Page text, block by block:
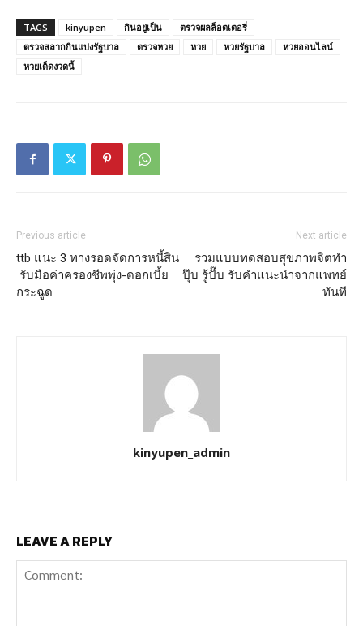
TAGS kinyupen กินอยู่เป็น
ตรวจผลล็อตเตอรี่
ตรวจสลากกินแบ่งรัฐบาล
ตรวจหวย หวย หวยรัฐบาล
หวยออนไลน์
หวยเด็ดงวดนี้
Previous article
ttb แนะ 3 ทางรอดจัดการหนี้สิน
รับมือค่าครองชีพพุ่ง-ดอกเบี้ย
กระฉูด
Next article
รวมแบบทดสอบสุขภาพจิตทำ
ปุ๊บ รู้ปั๊บ รับคำแนะนำจากแพทย์
ทันที
kinyupen_admin
LEAVE A REPLY